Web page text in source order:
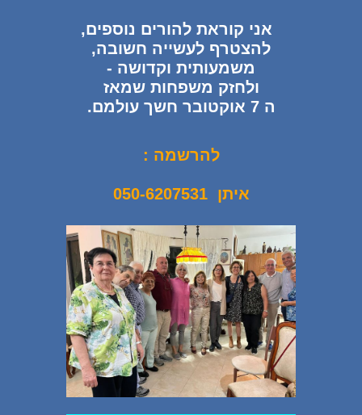
אני קוראת להורים נוספים,
להצטרף לעשייה חשובה,
משמעותית וקדושה -
ולחזק משפחות שמאז
ה 7 אוקטובר חשך עולמם.
להרשמה :
איתן 050-6207531